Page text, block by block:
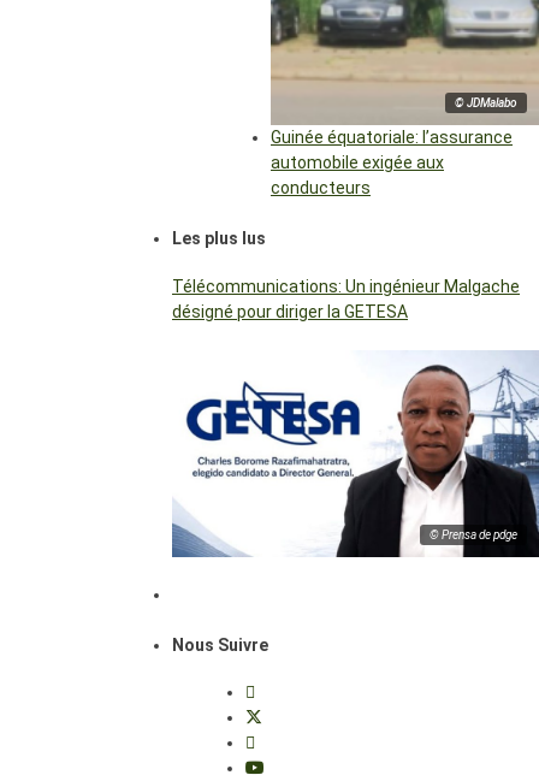
© JDMalabo
Guinée équatoriale: l’assurance
automobile exigée aux
conducteurs
Les plus lus
Télécommunications: Un ingénieur Malgache
désigné pour diriger la GETESA
© Prensa de pdge
Nous Suivre